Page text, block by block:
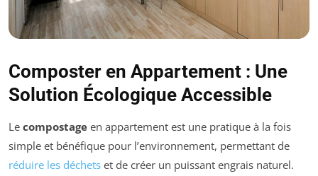
Composter en Appartement : Une
Solution Écologique Accessible
Le compostage en appartement est une pratique à la fois
simple et bénéfique pour l’environnement, permettant de
réduire les déchets et de créer un puissant engrais naturel.